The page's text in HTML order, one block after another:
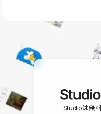
ユーザー同士で質問・相談
Studioは無料